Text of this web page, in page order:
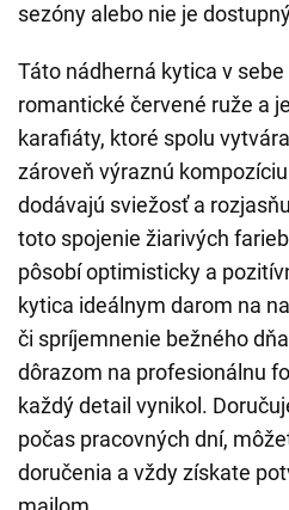
sezóny alebo nie je
Táto nádherná kytica v
romantické červené ruže a
karafiáty, ktoré spolu
zároveň výraznú
dodávajú sviežosť a
toto spojenie žiarivých
pôsobí optimisticky a
kytica ideálnym darom na
či spríjemnenie bežného
dôrazom na profesionálnu
každý detail vynikol.
počas pracovných dní,
doručenia a vždy získate